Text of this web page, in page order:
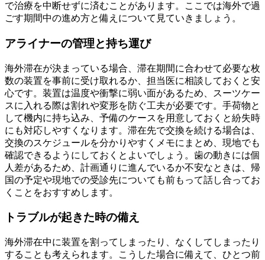
で治療を中断せずに済むことがあります。ここでは海外で過
ごす期間中の進め方と備えについて見ていきましょう。
アライナーの管理と持ち運び
海外滞在が決まっている場合、滞在期間に合わせて必要な枚
数の装置を事前に受け取れるか、担当医に相談しておくと安
心です。装置は温度や衝撃に弱い面があるため、スーツケー
スに入れる際は割れや変形を防ぐ工夫が必要です。手荷物と
して機内に持ち込み、予備のケースを用意しておくと紛失時
にも対応しやすくなります。滞在先で交換を続ける場合は、
交換のスケジュールを分かりやすくメモにまとめ、現地でも
確認できるようにしておくとよいでしょう。歯の動きには個
人差があるため、計画通りに進んでいるか不安なときは、帰
国の予定や現地での受診先についても前もって話し合ってお
くことをおすすめします。
トラブルが起きた時の備え
海外滞在中に装置を割ってしまったり、なくしてしまったり
することも考えられます。こうした場合に備えて、ひとつ前